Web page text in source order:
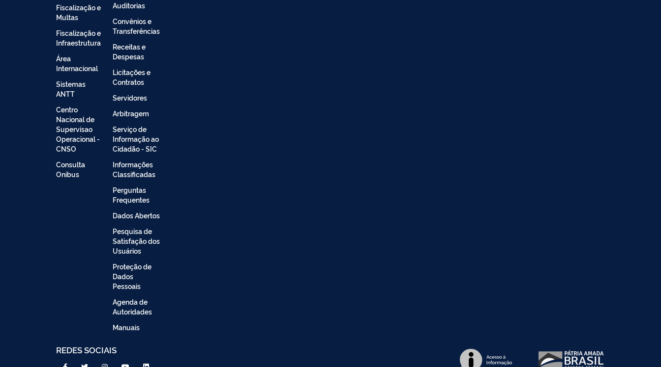
Fiscalização e
Multas
Fiscalização e
Infraestrutura
Área
Internacional
Sistemas
ANTT
Centro
Nacional de
Supervisao
Operacional -
CNSO
Consulta
Onibus
Auditorias
Convênios e
Transferências
Receitas e
Despesas
Licitações e
Contratos
Servidores
Arbitragem
Serviço de
Informação ao
Cidadão - SIC
Informações
Classificadas
Perguntas
Frequentes
Dados Abertos
Pesquisa de
Satisfação dos
Usuários
Proteção de
Dados
Pessoais
Agenda de
Autoridades
Manuais
REDES SOCIAIS